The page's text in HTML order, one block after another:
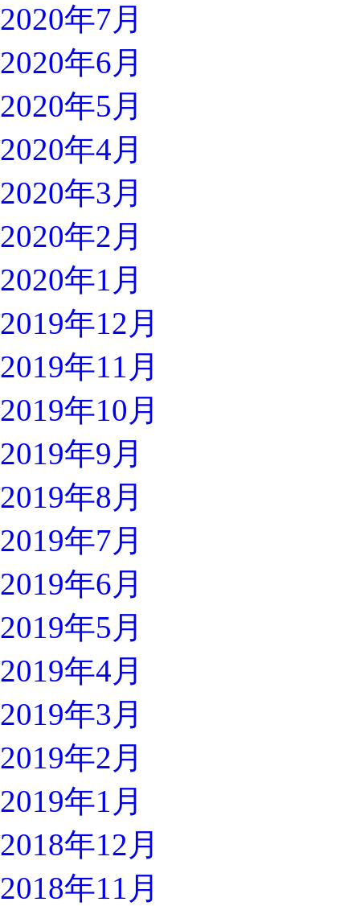
2020年7月
2020年6月
2020年5月
2020年4月
2020年3月
2020年2月
2020年1月
2019年12月
2019年11月
2019年10月
2019年9月
2019年8月
2019年7月
2019年6月
2019年5月
2019年4月
2019年3月
2019年2月
2019年1月
2018年12月
2018年11月